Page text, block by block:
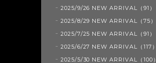
2025/9/26 NEW ARRIVAL（91）
2025/8/29 NEW ARRIVAL（75）
2025/7/25 NEW ARRIVAL（91）
2025/6/27 NEW ARRIVAL（117）
2025/5/30 NEW ARRIVAL（100）